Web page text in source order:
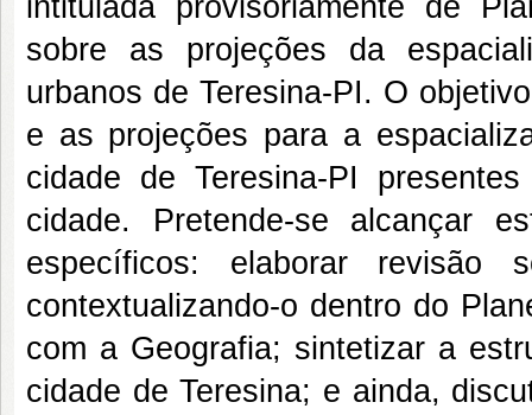
intitulada provisoriamente de
sobre as projeções da
urbanos de Teresina-PI. O
e as projeções para a
cidade de Teresina-PI
cidade. Pretende-se alcançar
específicos: elaborar revisão
contextualizando-o dentro do
com a Geografia; sintetizar a
cidade de Teresina; e ainda,